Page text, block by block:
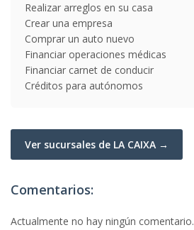
Realizar arreglos en su casa
Crear una empresa
Comprar un auto nuevo
Financiar operaciones médicas
Financiar carnet de conducir
Créditos para autónomos
Ver sucursales de LA CAIXA →
Comentarios:
Actualmente no hay ningún comentario.